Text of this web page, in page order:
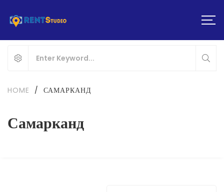
Самарканд
HOME / САМАРКАНД